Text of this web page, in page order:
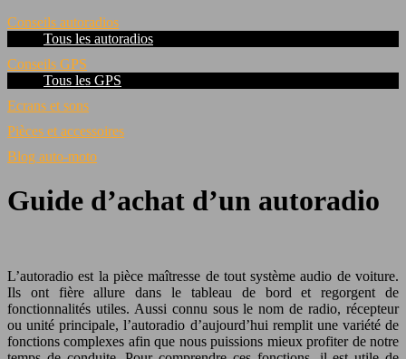
Conseils autoradios
Tous les autoradios
Conseils GPS
Tous les GPS
Ecrans et sons
Pièces et accessoires
Blog auto-moto
Guide d’achat d’un autoradio
L’autoradio est la pièce maîtresse de tout système audio de voiture.
Ils ont fière allure dans le tableau de bord et regorgent de
fonctionnalités utiles. Aussi connu sous le nom de radio, récepteur
ou unité principale, l’autoradio d’aujourd’hui remplit une variété de
fonctions complexes afin que nous puissions mieux profiter de notre